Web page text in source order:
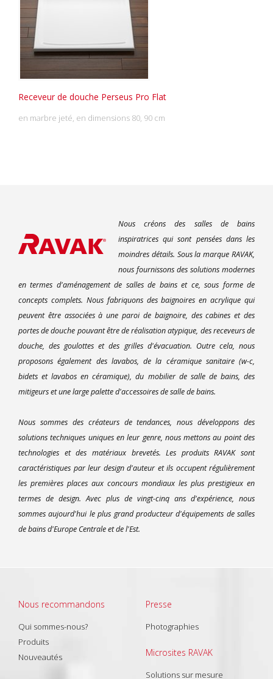
Receveur de douche Perseus Pro Flat
en marbre jeté, en dimensions 80, 90 cm
Nous créons des salles de bains
inspiratrices qui sont pensées dans les
moindres détails. Sous la marque RAVAK,
nous fournissons des solutions modernes
en termes d'aménagement de salles de bains et ce, sous forme de
concepts complets. Nous fabriquons des baignoires en acrylique qui
peuvent être associées à une paroi de baignoire, des cabines et des
portes de douche pouvant être de réalisation atypique, des receveurs de
douche, des goulottes et des grilles d'évacuation. Outre cela, nous
proposons également des lavabos, de la céramique sanitaire (w-c,
bidets et lavabos en céramique), du mobilier de salle de bains, des
mitigeurs et une large palette d'accessoires de salle de bains.
Nous sommes des créateurs de tendances, nous développons des
solutions techniques uniques en leur genre, nous mettons au point des
technologies et des matériaux brevetés. Les produits RAVAK sont
caractéristiques par leur design d'auteur et ils occupent régulièrement
les premières places aux concours mondiaux les plus prestigieux en
termes de design. Avec plus de vingt-cinq ans d'expérience, nous
sommes aujourd'hui le plus grand producteur d'équipements de salles
de bains d'Europe Centrale et de l'Est.
Nous recommandons
Qui sommes-nous?
Produits
Nouveautés
Presse
Photographies
Microsites RAVAK
Solutions sur mesure